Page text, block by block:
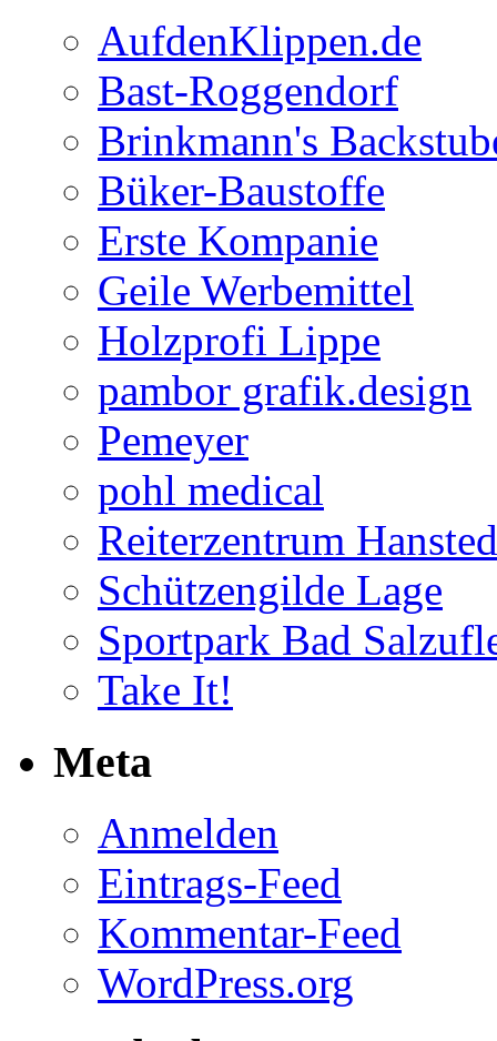
AufdenKlippen.de
Bast-Roggendorf
Brinkmann's
Büker-Baustoffe
Erste Kompanie
Geile Werbemittel
Holzprofi Lippe
pambor grafik.design
Pemeyer
pohl medical
Reiterzentrum
Schützengilde Lage
Sportpark Bad
Take It!
Meta
Anmelden
Eintrags-Feed
Kommentar-Feed
WordPress.org